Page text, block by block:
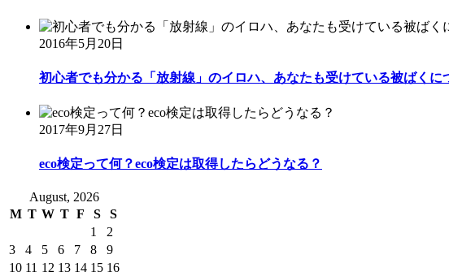
2016年5月20日
初心者でも分かる「放射線」のイロハ、あなたも受けている被ばくに
2017年9月27日
eco検定って何？eco検定は取得したらどうなる？
August, 2026
M T W T F S
S
1
2
3
4 5 6 7 8
9
10 11 12 13 14 15 16